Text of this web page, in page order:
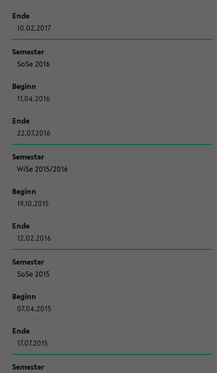
10.02.2017
SoSe 2016
11.04.2016
22.07.2016
WiSe 2015/2016
19.10.2015
12.02.2016
SoSe 2015
07.04.2015
17.07.2015